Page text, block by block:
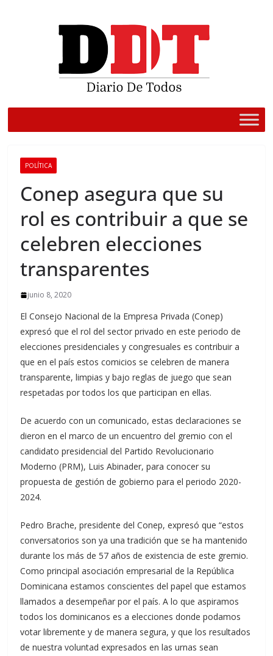
POLÍTICA
Conep asegura que su
rol es contribuir a que se
celebren elecciones
transparentes
junio 8, 2020
El Consejo Nacional de la Empresa Privada (Conep)
expresó que el rol del sector privado en este periodo de
elecciones presidenciales y congresuales es contribuir a
que en el país estos comicios se celebren de manera
transparente, limpias y bajo reglas de juego que sean
respetadas por todos los que participan en ellas.
De acuerdo con un comunicado, estas declaraciones se
dieron en el marco de un encuentro del gremio con el
candidato presidencial del Partido Revolucionario
Moderno (PRM), Luis Abinader, para conocer su
propuesta de gestión de gobierno para el periodo 2020-
2024.
Pedro Brache, presidente del Conep, expresó que “estos
conversatorios son ya una tradición que se ha mantenido
durante los más de 57 años de existencia de este gremio.
Como principal asociación empresarial de la República
Dominicana estamos conscientes del papel que estamos
llamados a desempeñar por el país. A lo que aspiramos
todos los dominicanos es a elecciones donde podamos
votar libremente y de manera segura, y que los resultados
de nuestra voluntad expresados en las urnas sean